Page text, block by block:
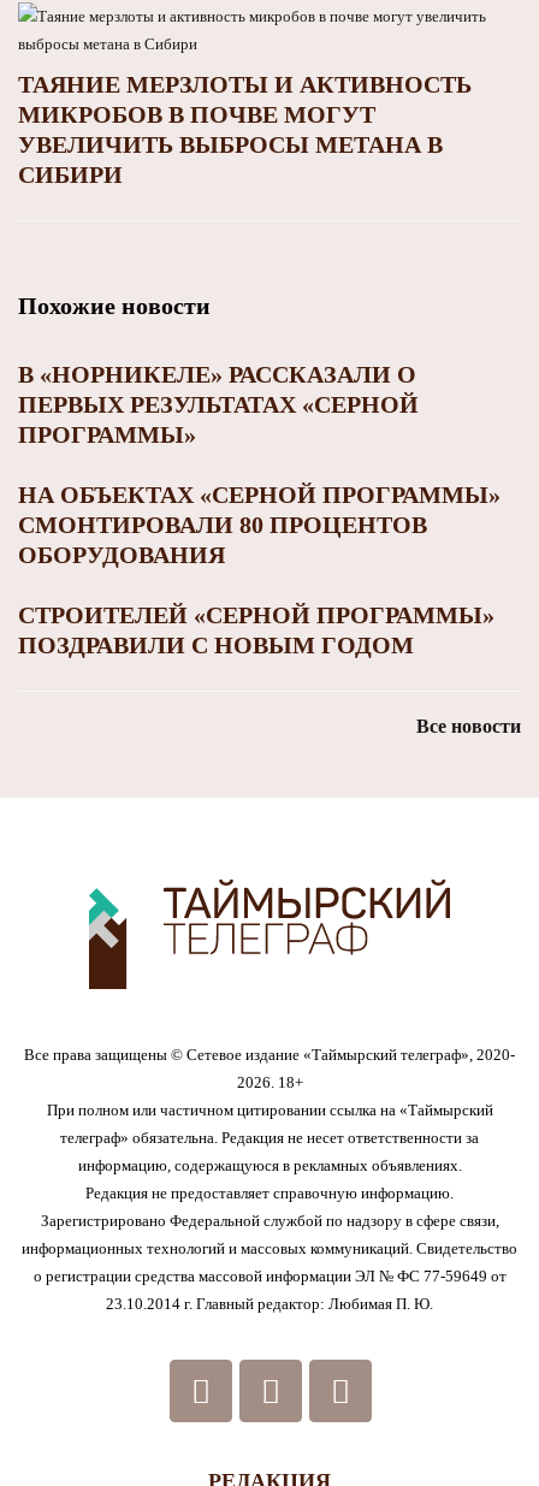
ТАЯНИЕ МЕРЗЛОТЫ И АКТИВНОСТЬ
МИКРОБОВ В ПОЧВЕ МОГУТ
УВЕЛИЧИТЬ ВЫБРОСЫ МЕТАНА В
СИБИРИ
Похожие новости
В «НОРНИКЕЛЕ» РАССКАЗАЛИ О
ПЕРВЫХ РЕЗУЛЬТАТАХ «СЕРНОЙ
ПРОГРАММЫ»
НА ОБЪЕКТАХ «СЕРНОЙ ПРОГРАММЫ»
СМОНТИРОВАЛИ 80 ПРОЦЕНТОВ
ОБОРУДОВАНИЯ
СТРОИТЕЛЕЙ «СЕРНОЙ ПРОГРАММЫ»
ПОЗДРАВИЛИ С НОВЫМ ГОДОМ
Все новости
Все права защищены © Сетевое издание «Таймырский телеграф», 2020-
2026. 18+
При полном или частичном цитировании ссылка на «Таймырский
телеграф» обязательна. Редакция не несет ответственности за
информацию, содержащуюся в рекламных объявлениях.
Редакция не предоставляет справочную информацию.
Зарегистрировано Федеральной службой по надзору в сфере связи,
информационных технологий и массовых коммуникаций. Свидетельство
о регистрации средства массовой информации ЭЛ № ФС 77-59649 от
23.10.2014 г. Главный редактор: Любимая П. Ю.
РЕДАКЦИЯ